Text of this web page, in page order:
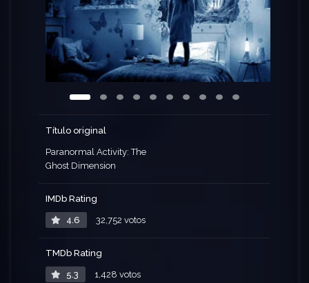
revolucionaria serie de películas de horror.
Título original
Paranormal Activity: The
Ghost Dimension
IMDb Rating
4.6 32,752 votos
TMDb Rating
5.3 1,428 votos